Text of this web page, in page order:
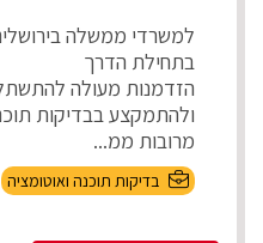
למשרדי ממשלה
בתחילת הדרך
הזדמנות מעולה
ולהתמקצע בבדיקות
מרובות ממ...
בדיקות תוכנה ואוטומציה